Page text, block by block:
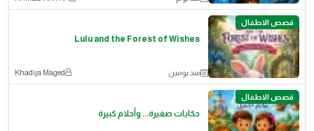
قصص الاطفال
Lulu and the Forest of Wishes
منذ يومين Khadija Maged
قصص الاطفال
حكايات صغيرة... وأحلام كبيرة